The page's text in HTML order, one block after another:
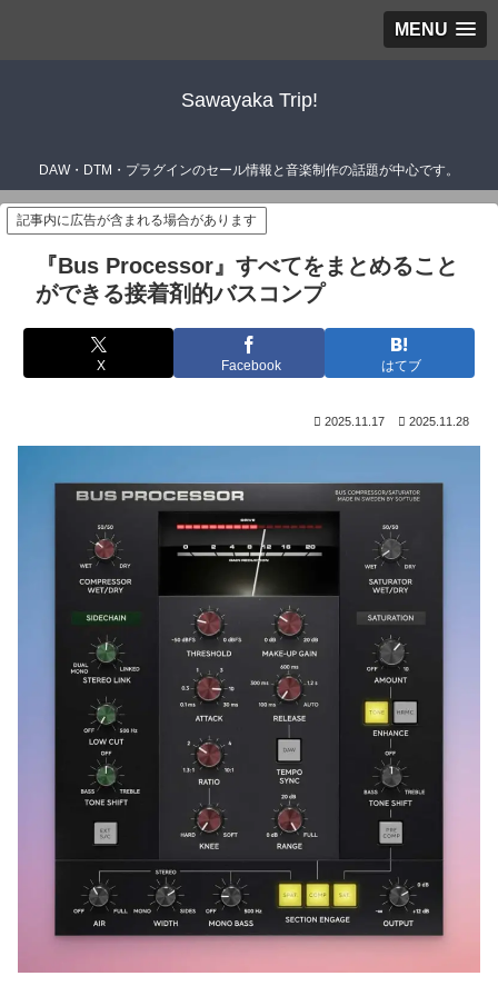
MENU
Sawayaka Trip!
DAW・DTM・プラグインのセール情報と音楽制作の話題が中心です。
記事内に広告が含まれる場合があります
『Bus Processor』すべてをまとめること
ができる接着剤的バスコンプ
X Facebook はてブ
2025.11.17 2025.11.28